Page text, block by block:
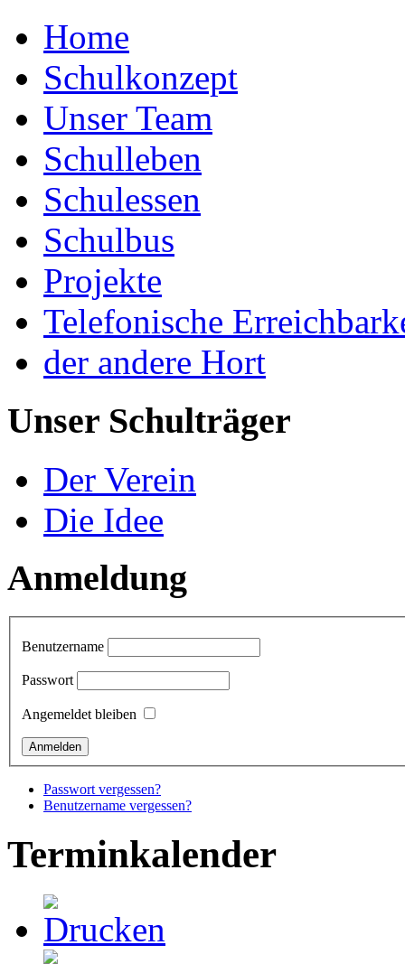
Home
Schulkonzept
Unser Team
Schulleben
Schulessen
Schulbus
Projekte
Telefonische
der andere Hort
Unser Schulträger
Der Verein
Die Idee
Anmeldung
Benutzername
Passwort
Angemeldet bleiben
Passwort vergessen?
Benutzername vergessen?
Terminkalender